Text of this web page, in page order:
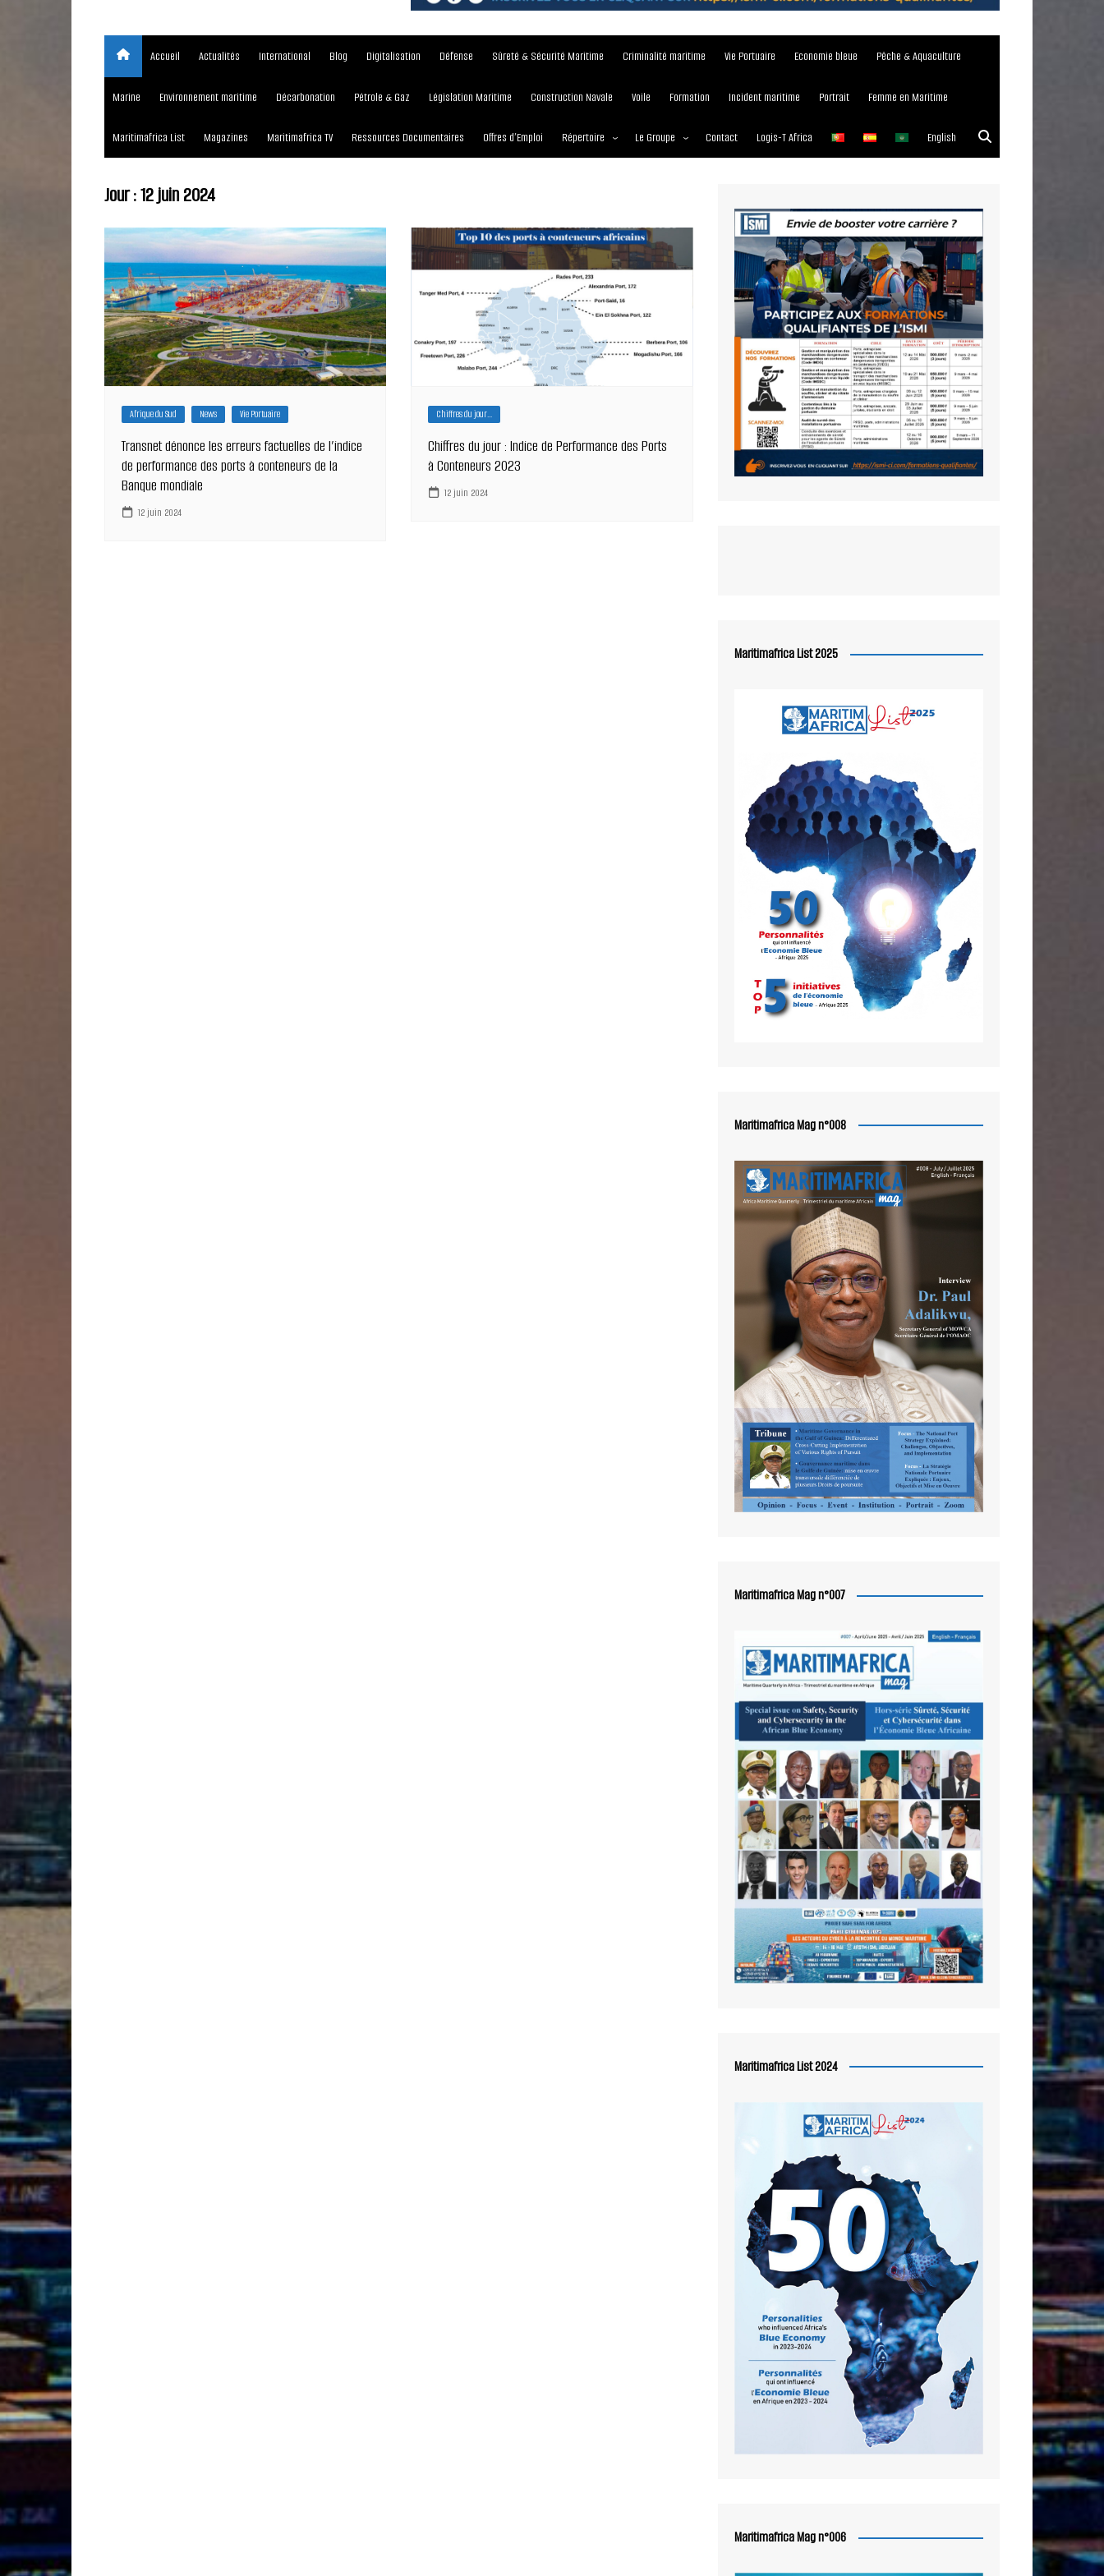
Accueil Actualités International Blog Digitalisation Défense Sûreté & Sécurité Maritime Criminalité maritime Vie Portuaire Economie bleue Pêche & Aquaculture
Marine Environnement maritime Décarbonation Pétrole & Gaz Législation Maritime Construction Navale Voile Formation Incident maritime Portrait Femme en Maritime
Maritimafrica List Magazines Maritimafrica TV Ressources Documentaires Offres d’Emploi Répertoire
Journées
Ports
Entreprises maritimes
Le Groupe
Nos Magazines
Communiqué de presse
Media Partner 2019 – 2023
Maritimafrica Awards
Contact Logis-T Africa English
Jour :12 juin 2024
Afrique du Sud News Vie Portuaire
Transnet dénonce les erreurs factuelles de l’indice
de performance des ports à conteneurs de la
Banque mondiale
12 juin 2024
Chiffres du jour...
Chiffres du jour : Indice de Performance des Ports
à Conteneurs 2023
12 juin 2024
Maritimafrica List 2025
Maritimafrica Mag n°008
Maritimafrica Mag n°007
Maritimafrica List 2024
Maritimafrica Mag n°006